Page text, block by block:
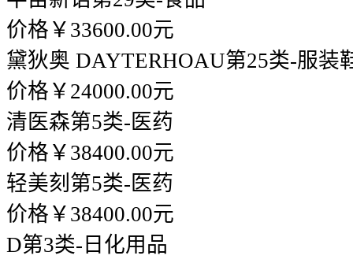
价格￥33600.00元
黛狄奥 DAYTERHOAU第25类-服装
价格￥24000.00元
清医森第5类-医药
价格￥38400.00元
轻美刻 第5类-医药
价格￥38400.00元
D第3类-日化用品